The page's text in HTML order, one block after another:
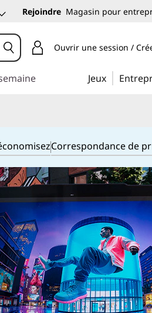
Rejoindre Magasin pour
Ouvrir une session /
Jeux
Correspondance de